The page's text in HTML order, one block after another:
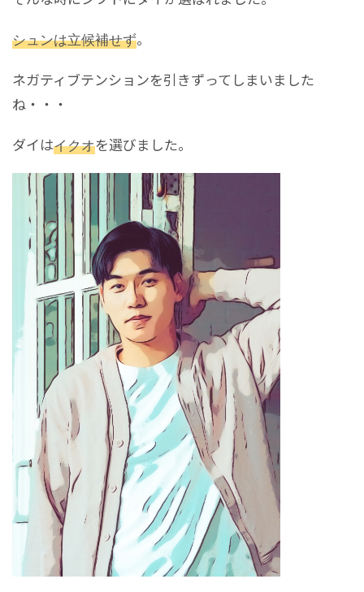
シュンは立候補せず。
ネガティブテンションを引きずってしまいました
ね・・・
ダイはイクオを選びました。